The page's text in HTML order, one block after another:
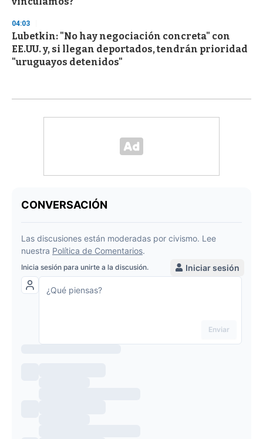
04:03
Lubetkin: "No hay negociación concreta" con
EE.UU. y, si llegan deportados, tendrán prioridad
"uruguayos detenidos"